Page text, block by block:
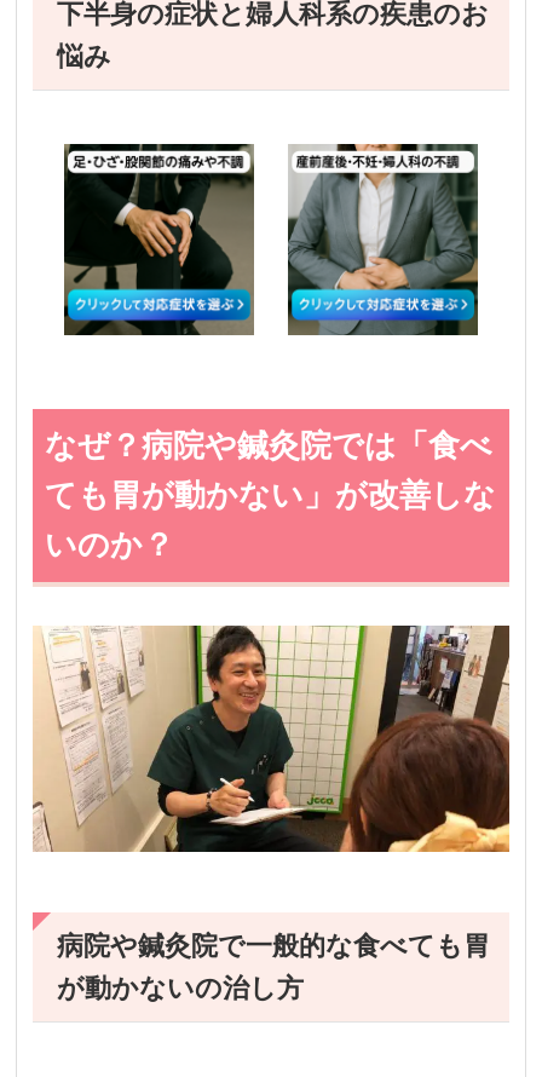
下半身の症状と婦人科系の疾患のお
悩み
なぜ？病院や鍼灸院では「食べ
ても胃が動かない」が改善しな
いのか？
病院や鍼灸院で一般的な食べても胃
が動かないの治し方